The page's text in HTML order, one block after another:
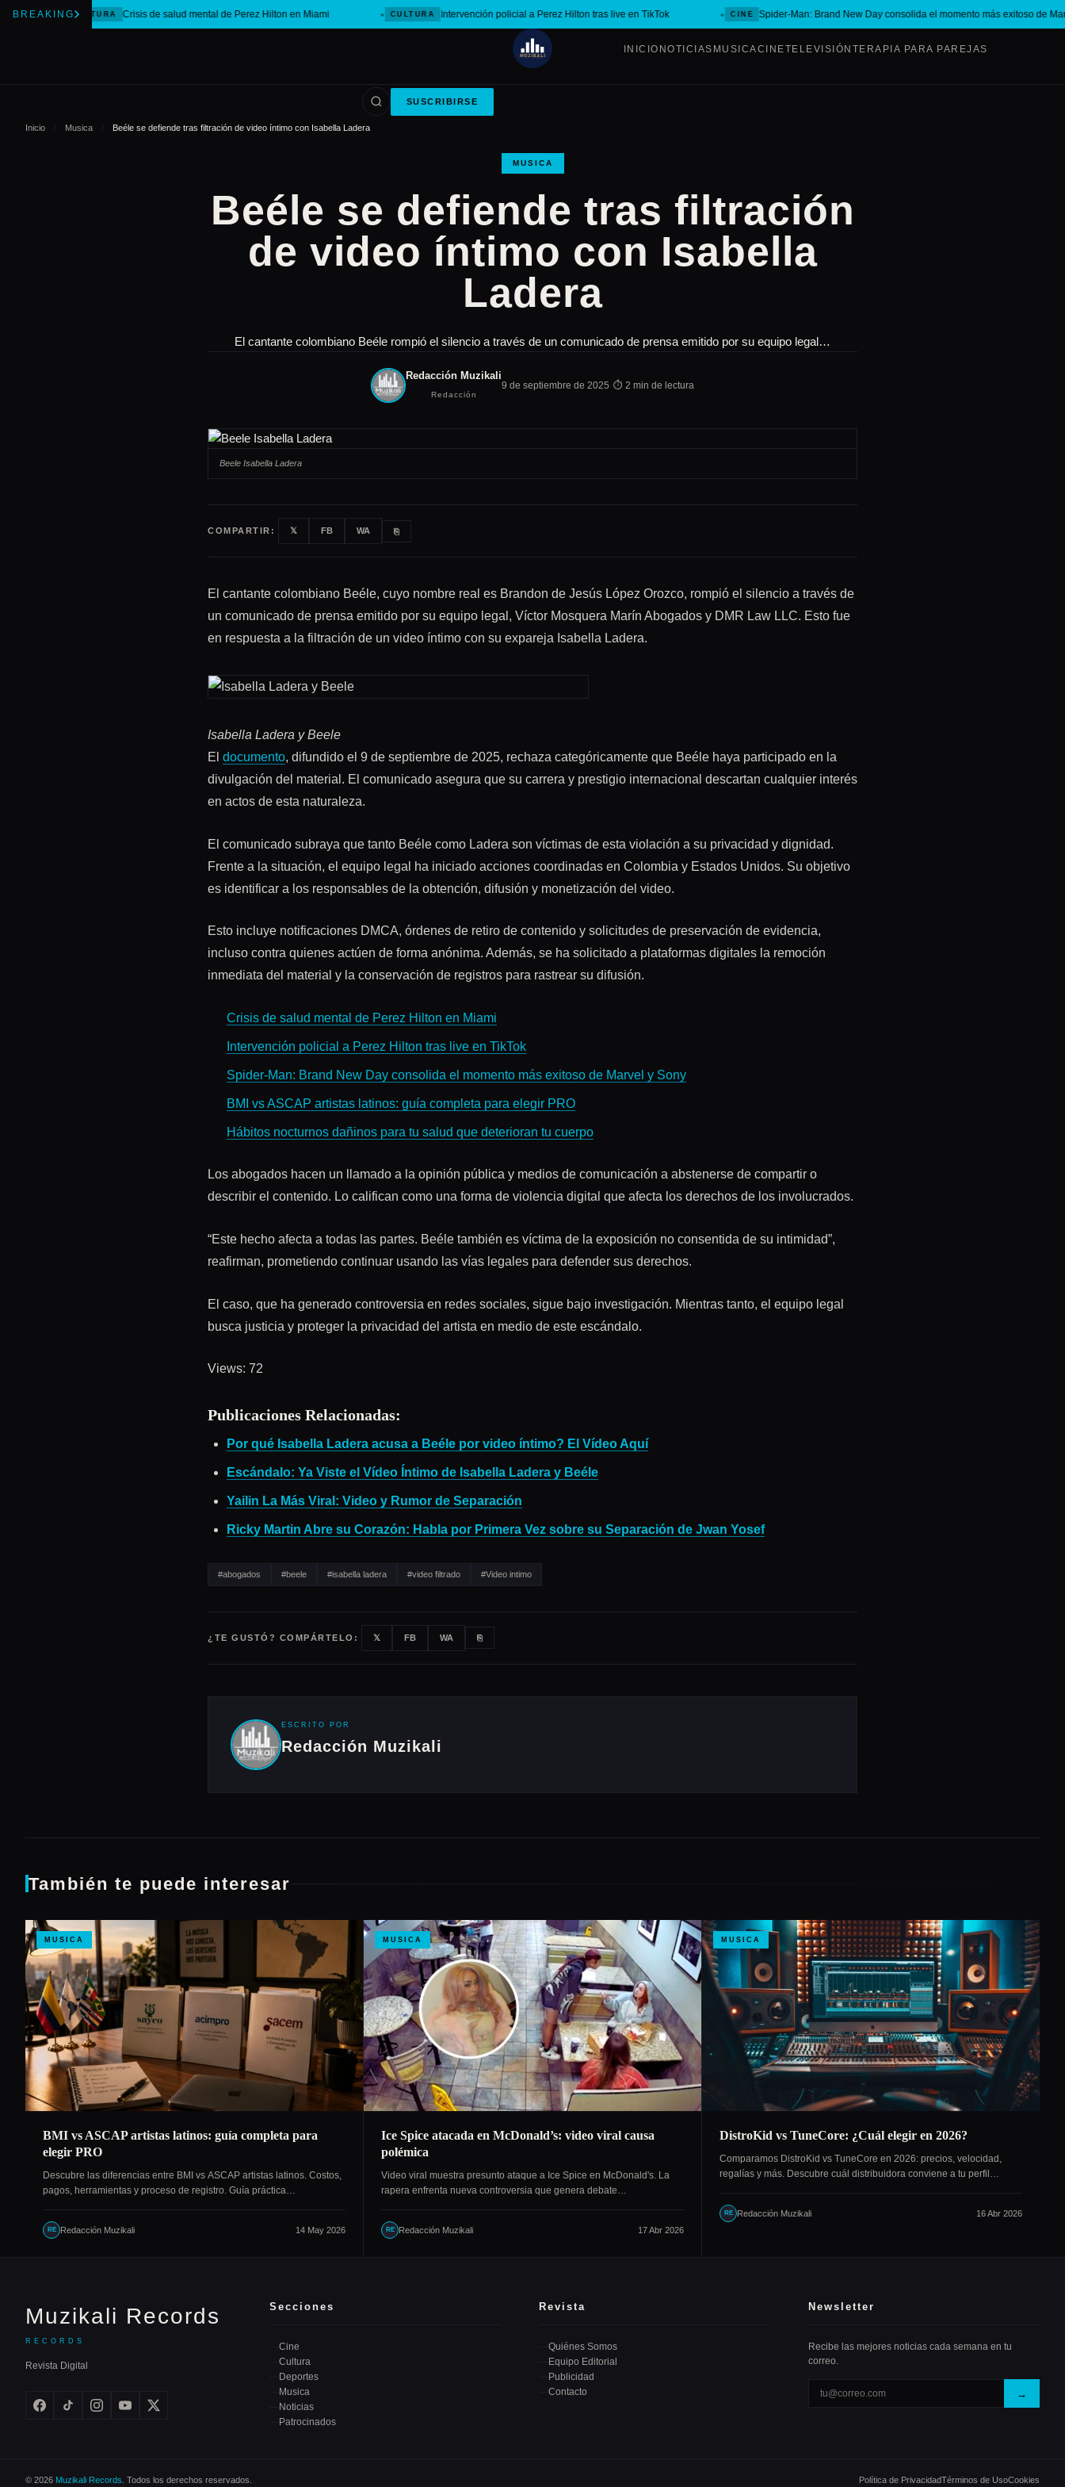
BREAKINGCULTURA Crisis de salud mental de Perez Hilton en Miami CULTURA Intervención policial a Perez Hilton tras live en TikTok CINE Spider-Man: Brand New Day consolida el momento más exitoso de
INICIO NOTICIAS MUSICACINETELEVISIÓN TERAPIA PARA PAREJAS
SUSCRIBIRSE
Inicio Musica Beéle se defiende tras filtración de video íntimo con Isabella Ladera
MUSICA
Beéle se defiende tras filtración
de video íntimo con Isabella
Ladera
El cantante colombiano Beéle rompió el silencio a través de un comunicado de prensa emitido por su equipo legal…
Redacción Muzikali
Redacción
9 de septiembre de 2025 ·⏱ 2 min de lectura
Beele Isabella Ladera
COMPARTIR: 𝕏 FB WA ⎘
El cantante colombiano Beéle, cuyo nombre real es Brandon de Jesús López Orozco, rompió el silencio a través de
un comunicado de prensa emitido por su equipo legal, Víctor Mosquera Marín Abogados y DMR Law LLC. Esto fue
en respuesta a la filtración de un video íntimo con su expareja Isabella Ladera.
Isabella Ladera y Beele
El documento, difundido el 9 de septiembre de 2025, rechaza categóricamente que Beéle haya participado en la
divulgación del material. El comunicado asegura que su carrera y prestigio internacional descartan cualquier interés
en actos de esta naturaleza.
El comunicado subraya que tanto Beéle como Ladera son víctimas de esta violación a su privacidad y dignidad.
Frente a la situación, el equipo legal ha iniciado acciones coordinadas en Colombia y Estados Unidos. Su objetivo
es identificar a los responsables de la obtención, difusión y monetización del video.
Esto incluye notificaciones DMCA, órdenes de retiro de contenido y solicitudes de preservación de evidencia,
incluso contra quienes actúen de forma anónima. Además, se ha solicitado a plataformas digitales la remoción
inmediata del material y la conservación de registros para rastrear su difusión.
Crisis de salud mental de Perez Hilton en Miami
Intervención policial a Perez Hilton tras live en TikTok
Spider-Man: Brand New Day consolida el momento más exitoso de Marvel y Sony
BMI vs ASCAP artistas latinos: guía completa para elegir PRO
Hábitos nocturnos dañinos para tu salud que deterioran tu cuerpo
Los abogados hacen un llamado a la opinión pública y medios de comunicación a abstenerse de compartir o
describir el contenido. Lo califican como una forma de violencia digital que afecta los derechos de los involucrados.
“Este hecho afecta a todas las partes. Beéle también es víctima de la exposición no consentida de su intimidad”,
reafirman, prometiendo continuar usando las vías legales para defender sus derechos.
El caso, que ha generado controversia en redes sociales, sigue bajo investigación. Mientras tanto, el equipo legal
busca justicia y proteger la privacidad del artista en medio de este escándalo.
Views: 72
Publicaciones Relacionadas:
Por qué Isabella Ladera acusa a Beéle por video íntimo? El Vídeo Aquí
Escándalo: Ya Viste el Vídeo Íntimo de Isabella Ladera y Beéle
Yailin La Más Viral: Video y Rumor de Separación
Ricky Martin Abre su Corazón: Habla por Primera Vez sobre su Separación de Jwan Yosef
#abogados #beele #isabella ladera #video filtrado #Video intimo
¿TE GUSTÓ? COMPÁRTELO: 𝕏 FB WA ⎘
ESCRITO POR
Redacción Muzikali
También te puede interesar
MUSICA
BMI vs ASCAP artistas latinos: guía completa para
elegir PRO
Descubre las diferencias entre BMI vs ASCAP artistas latinos. Costos,
pagos, herramientas y proceso de registro. Guía práctica…
RE Redacción Muzikali 14 May 2026
MUSICA
Ice Spice atacada en McDonald’s: video viral causa
polémica
Video viral muestra presunto ataque a Ice Spice en McDonald's. La
rapera enfrenta nueva controversia que genera debate…
RE Redacción Muzikali 17 Abr 2026
MUSICA
DistroKid vs TuneCore: ¿Cuál elegir en 2026?
Comparamos DistroKid vs TuneCore en 2026: precios, velocidad,
regalías y más. Descubre cuál distribuidora conviene a tu perfil…
RE Redacción Muzikali 16 Abr 2026
Muzikali Records
RECORDS
Revista Digital
Secciones
Cine
Cultura
Deportes
Musica
Noticias
Patrocinados
Revista
Quiénes Somos
Equipo Editorial
Publicidad
Contacto
Newsletter
Recibe las mejores noticias cada semana en tu
correo.
→
© 2026 Muzikali Records . Todos los derechos reservados. Política de PrivacidadTérminos de UsoCookies